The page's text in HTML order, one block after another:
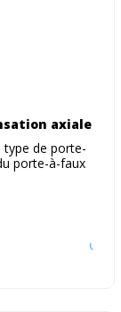
axiale
type de porte-
porte-à-faux